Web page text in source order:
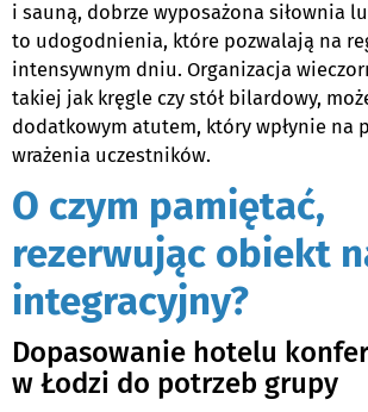
i sauną, dobrze wyposażona siłownia
to udogodnienia, które pozwalają na
intensywnym dniu. Organizacja
takiej jak kręgle czy stół bilardowy,
dodatkowym atutem, który wpłynie na
wrażenia uczestników.
O czym pamiętać,
rezerwując obiekt
integracyjny?
Dopasowanie hotelu
w Łodzi do potrzeb grupy